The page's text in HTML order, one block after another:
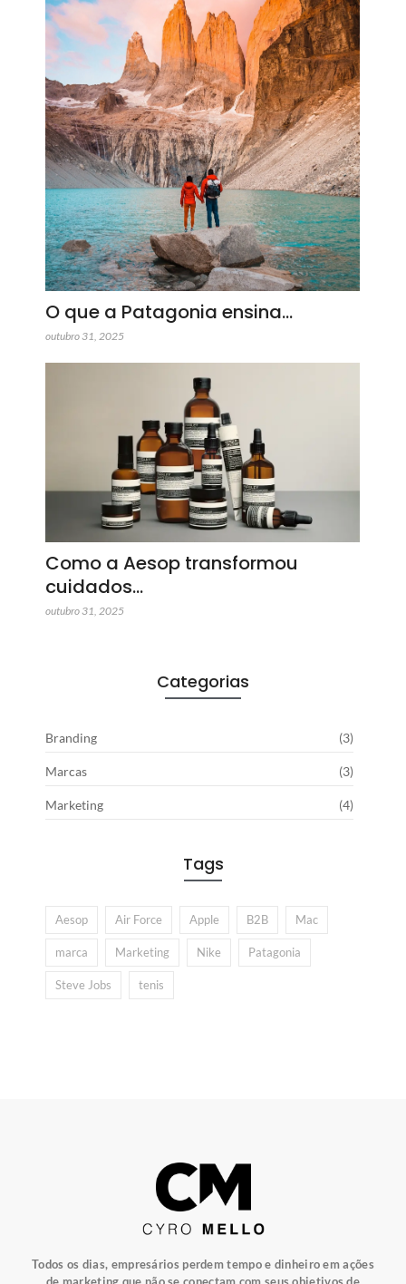
O que a Patagonia ensina…
outubro 31, 2025
Como a Aesop transformou
cuidados…
outubro 31, 2025
Categorias
Branding (3)
Marcas (3)
Marketing (4)
Tags
Aesop Air Force Apple B2B Mac
marca Marketing Nike Patagonia
Steve Jobs tenis
Todos os dias, empresários perdem tempo e dinheiro em ações